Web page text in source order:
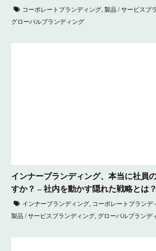
コーポレートブランディング,製品 / サービスブ
グローバルブランディング
インナーブランディング、本当に社員
すか？ – 社内を動かす隠れた戦略とは？
インナーブランディング, コーポレートブランデ
製品 / サービスブランディング, グローバルブランデ